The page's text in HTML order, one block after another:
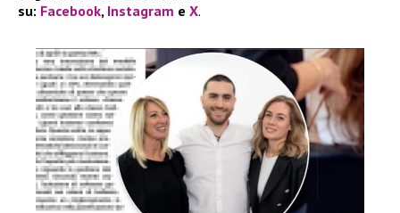
su: Facebook, Instagram e X.